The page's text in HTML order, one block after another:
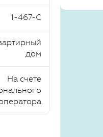
1-467-С
дом
На счете